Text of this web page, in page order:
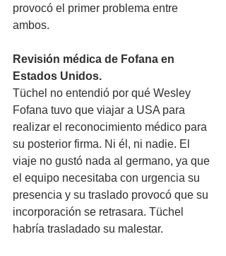
provocó el primer problema entre
ambos.
Revisión médica de Fofana en
Estados Unidos.
Tüchel no entendió por qué Wesley
Fofana tuvo que viajar a USA para
realizar el reconocimiento médico para
su posterior firma. Ni él, ni nadie. El
viaje no gustó nada al germano, ya que
el equipo necesitaba con urgencia su
presencia y su traslado provocó que su
incorporación se retrasara. Tüchel
habría trasladado su malestar.